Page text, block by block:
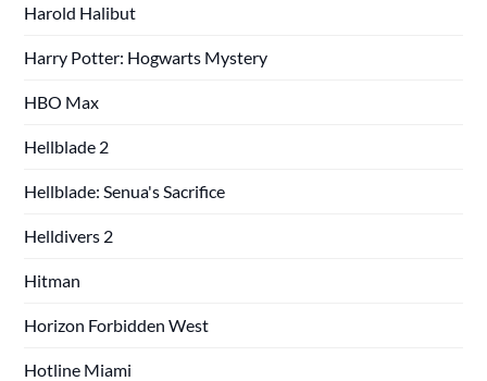
Harold Halibut
Harry Potter: Hogwarts Mystery
HBO Max
Hellblade 2
Hellblade: Senua's Sacrifice
Helldivers 2
Hitman
Horizon Forbidden West
Hotline Miami